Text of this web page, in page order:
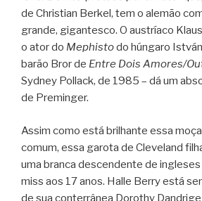
de Christian Berkel, tem o alemão
grande, gigantesco. O austríaco
o ator do Mephistodo húngaro
barão Bror de Entre Dois Amores/
Sydney Pollack, de 1985 – dá um
de Preminger.
Assim como está brilhante essa
comum, essa garota de Cleveland
uma branca descendente de
miss aos 17 anos. Halle Berry está
de sua conterrânea Dorothy Dandrige